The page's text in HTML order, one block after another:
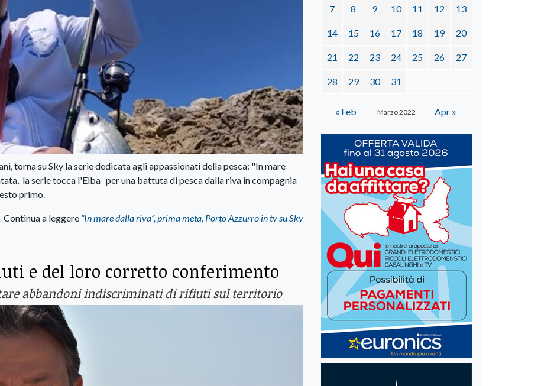
torna su Sky la serie dedicata agli appassionati della pesca: "In mare
la serie tocca l'Elba per una battuta di pesca dalla riva in compagnia
primo.
Continua a leggere “In mare dalla riva”, prima meta, Porto Azzurro in tv su Sky
e del loro corretto conferimento
abbandoni indiscriminati di rifiuti sul territorio
Marzo 2022
7 8 9 10 11 12 13
14 15 16 17 18 19 20
21 22 23 24 25 26 27
28 29 30 31
« Feb Apr »